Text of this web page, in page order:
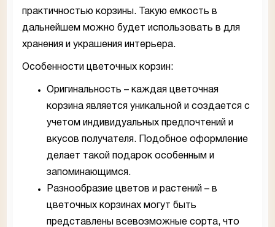
практичностью корзины. Такую емкость в
дальнейшем можно будет использовать в для
хранения и украшения интерьера.
Особенности цветочных корзин:
Оригинальность – каждая цветочная
корзина является уникальной и создается с
учетом индивидуальных предпочтений и
вкусов получателя. Подобное оформление
делает такой подарок особенным и
запоминающимся.
Разнообразие цветов и растений – в
цветочных корзинах могут быть
представлены всевозможные сорта, что